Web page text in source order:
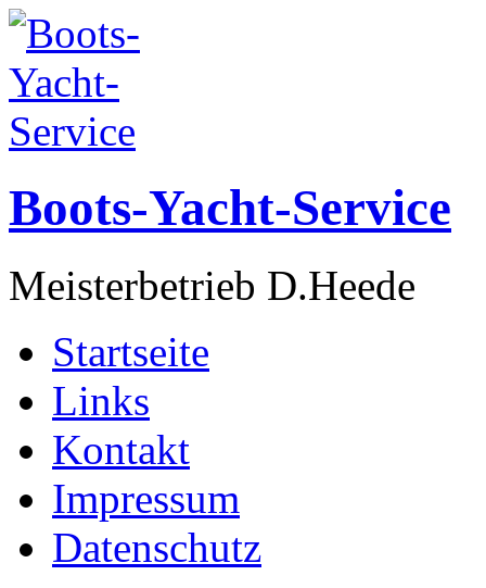
Boots-Yacht-Service
Meisterbetrieb D.Heede
Startseite
Links
Kontakt
Impressum
Datenschutz